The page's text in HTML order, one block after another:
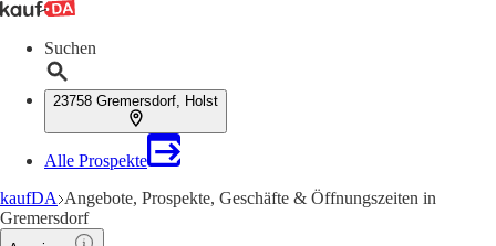
Suchen
23758 Gremersdorf, Holst
Alle Prospekte
kaufDA Angebote, Prospekte, Geschäfte & Öffnungszeiten in
Gremersdorf